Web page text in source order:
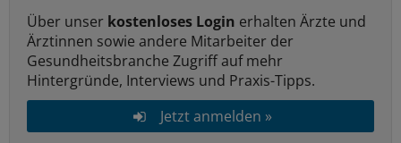
Über unser kostenloses Login erhalten Ärzte und
Ärztinnen sowie andere Mitarbeiter der
Gesundheitsbranche Zugriff auf mehr
Hintergründe, Interviews und Praxis-Tipps.
Jetzt anmelden »